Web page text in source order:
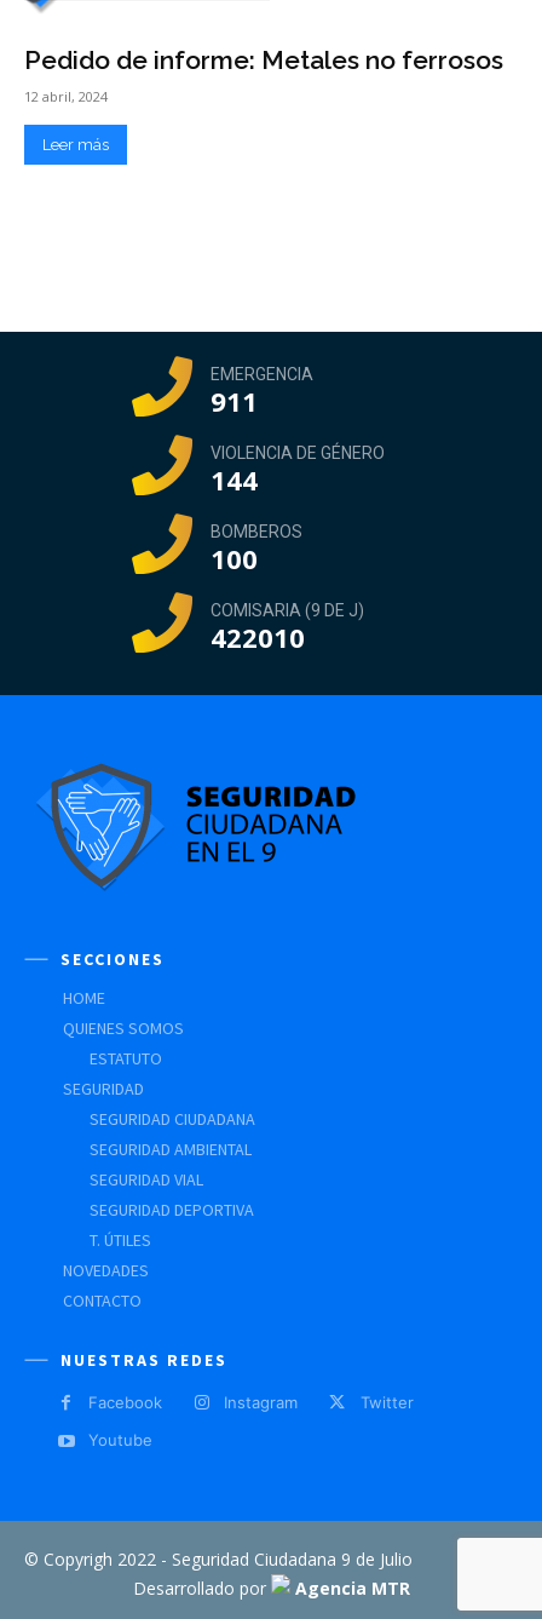
Pedido de informe: Metales no ferrosos
12 abril, 2024
Leer más
EMERGENCIA
911
VIOLENCIA DE GÉNERO
144
BOMBEROS
100
COMISARIA (9 DE J)
422010
SECCIONES
HOME
QUIENES SOMOS
ESTATUTO
SEGURIDAD
SEGURIDAD CIUDADANA
SEGURIDAD AMBIENTAL
SEGURIDAD VIAL
SEGURIDAD DEPORTIVA
T. ÚTILES
NOVEDADES
CONTACTO
NUESTRAS REDES
Facebook Instagram
Twitter
Youtube
© Copyrigh 2022 - Seguridad Ciudadana 9 de Julio
Desarrollado por
Agencia MTR